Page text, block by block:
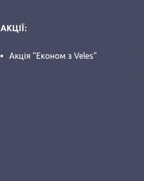
АКЦІЇ:
Акція "Економ з Veles"